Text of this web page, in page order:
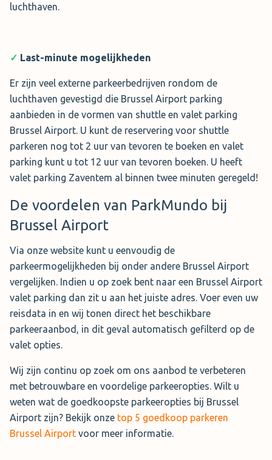
luchthaven.
✓ Last-minute mogelijkheden
Er zijn veel externe parkeerbedrijven rondom de
luchthaven gevestigd die Brussel Airport parking
aanbieden in de vormen van shuttle en valet parking
Brussel Airport. U kunt de reservering voor shuttle
parkeren nog tot 2 uur van tevoren te boeken en valet
parking kunt u tot 12 uur van tevoren boeken. U heeft
valet parking Zaventem al binnen twee minuten geregeld!
De voordelen van ParkMundo bij
Brussel Airport
Via onze website kunt u eenvoudig de
parkeermogelijkheden bij onder andere Brussel Airport
vergelijken. Indien u op zoek bent naar een Brussel Airport
valet parking dan zit u aan het juiste adres. Voer even uw
reisdata in en wij tonen direct het beschikbare
parkeeraanbod, in dit geval automatisch gefilterd op de
valet opties.
Wij zijn continu op zoek om ons aanbod te verbeteren
met betrouwbare en voordelige parkeeropties. Wilt u
weten wat de goedkoopste parkeeropties bij Brussel
Airport zijn? Bekijk onze top 5 goedkoop parkeren
Brussel Airport voor meer informatie.